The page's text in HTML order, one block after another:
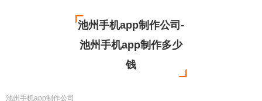
池州手机app制作公司-
池州手机app制作多少
钱
池州手机app制作公司